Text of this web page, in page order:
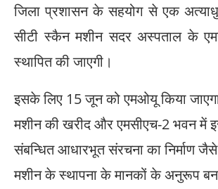
जिला प्रशासन के सहयोग से एक
सीटी स्कैन मशीन सदर अस्पताल के
स्थापित की जाएगी।
इसके लिए 15 जून को एमओयू किया
मशीन की खरीद और एमसीएच-2 भवन में
संबन्धित आधारभूत संरचना का निर्माण
मशीन के स्थापना के मानकों के अनुरूप